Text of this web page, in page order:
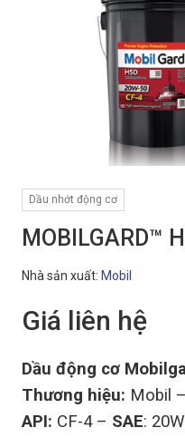
Dầu nhớt động cơ
MOBILGARD™
Nhà sản xuất: Mobil
Giá liên hệ
Dầu động cơ
Thương hiệu: Mobil
API: CF-4 – SAE: